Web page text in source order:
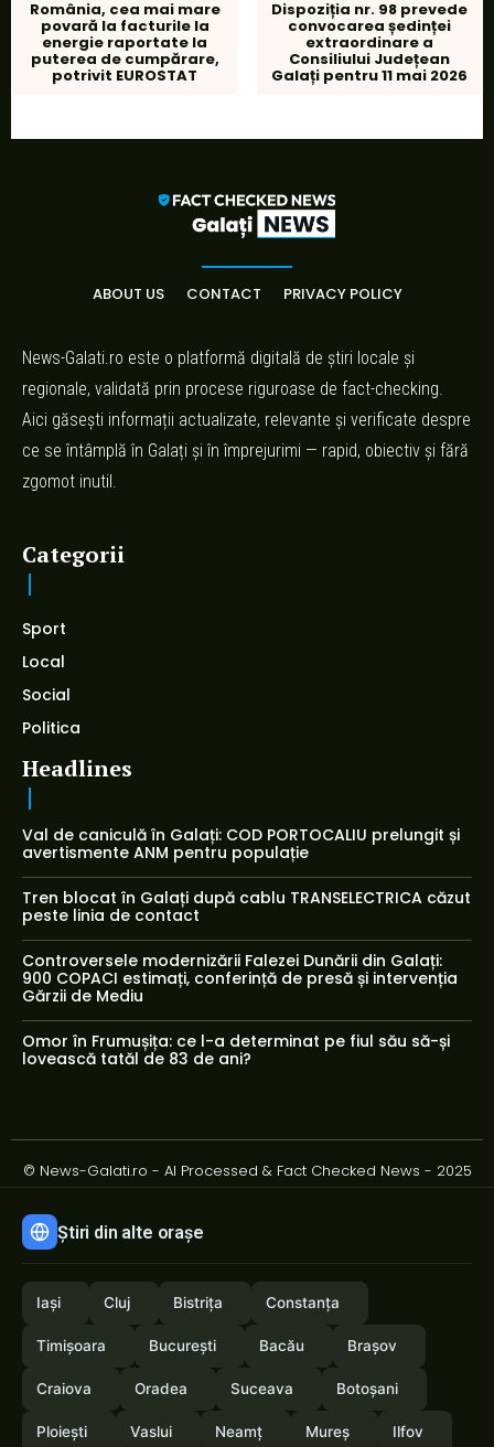
România, cea mai mare
povară la facturile la
energie raportate la
puterea de cumpărare,
potrivit EUROSTAT
Dispoziția nr. 98 prevede
convocarea ședinței
extraordinare a
Consiliului Județean
Galați pentru 11 mai 2026
ABOUT US CONTACT PRIVACY POLICY
News-Galati.ro este o platformă digitală de știri locale și
regionale, validată prin procese riguroase de fact-checking.
Aici găsești informații actualizate, relevante și verificate despre
ce se întâmplă în Galați și în împrejurimi — rapid, obiectiv și fără
zgomot inutil.
Categorii
Sport
Local
Social
Politica
Headlines
Val de caniculă în Galați: COD PORTOCALIU prelungit și
avertismente ANM pentru populație
Tren blocat în Galați după cablu TRANSELECTRICA căzut
peste linia de contact
Controversele modernizării Falezei Dunării din Galați:
900 COPACI estimați, conferință de presă și intervenția
Gărzii de Mediu
Omor în Frumușița: ce l-a determinat pe fiul său să-și
lovească tatăl de 83 de ani?
© News-Galati.ro - AI Processed & Fact Checked News - 2025
Știri din alte orașe
Iași Cluj Bistrița Constanța
Timișoara București Bacău Brașov
Craiova Oradea Suceava Botoșani
Ploiești Vaslui Neamț Mureș Ilfov